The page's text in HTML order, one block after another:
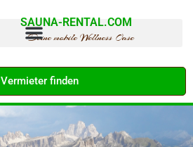
SAUNA-RENTAL.COM
Deine mobile Wellness Oase
Vermieter finden